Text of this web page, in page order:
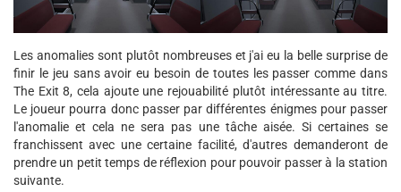
Les anomalies sont plutôt nombreuses et j'ai eu la belle surprise de
finir le jeu sans avoir eu besoin de toutes les passer comme dans
The Exit 8, cela ajoute une rejouabilité plutôt intéressante au titre.
Le joueur pourra donc passer par différentes énigmes pour passer
l'anomalie et cela ne sera pas une tâche aisée. Si certaines se
franchissent avec une certaine facilité, d'autres demanderont de
prendre un petit temps de réflexion pour pouvoir passer à la station
suivante.